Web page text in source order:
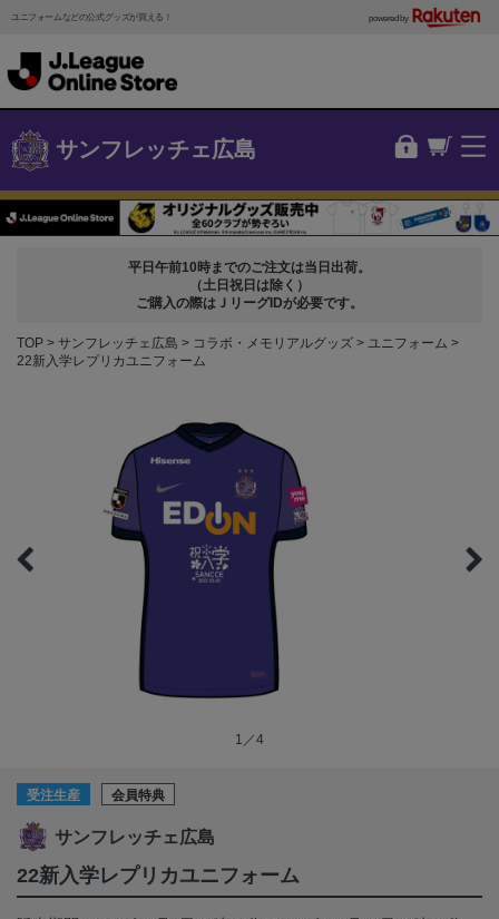
ユニフォームなどの公式グッズが買える！ powered by
サンフレッチェ広島
平日午前10時までのご注文は当日出荷。
（土日祝日は除く）
ご購入の際はＪリーグIDが必要です。
TOP サンフレッチェ広島 コラボ・メモリアルグッズ
ユニフォーム
22新入学レプリカユニフォーム
1／4
受注生産 会員特典
サンフレッチェ広島
22新入学レプリカユニフォーム